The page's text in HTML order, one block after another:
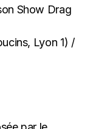
Show Drag
Lyon 1) /